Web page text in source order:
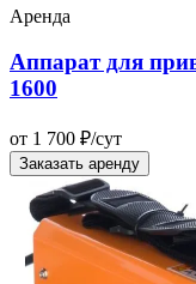
Аренда
Аппарат для
1600
от 1 700 ₽/сут
Заказать аренду